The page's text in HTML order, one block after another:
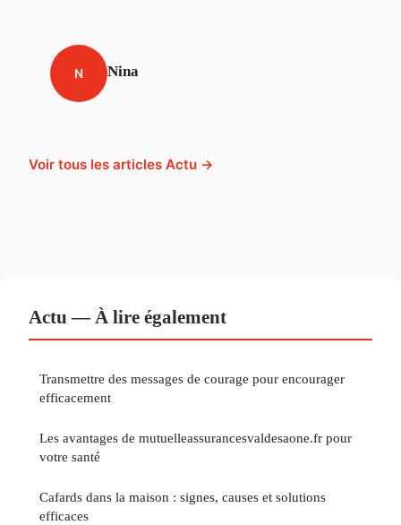
N Nina
Voir tous les articles Actu →
Actu — À lire également
Transmettre des messages de courage pour encourager
efficacement
Les avantages de mutuelleassurancesvaldesaone.fr pour
votre santé
Cafards dans la maison : signes, causes et solutions
efficaces